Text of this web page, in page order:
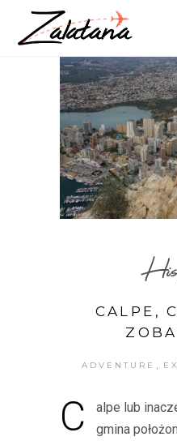
CALPE,
ADVENTURE
C
alpe lub
gmina